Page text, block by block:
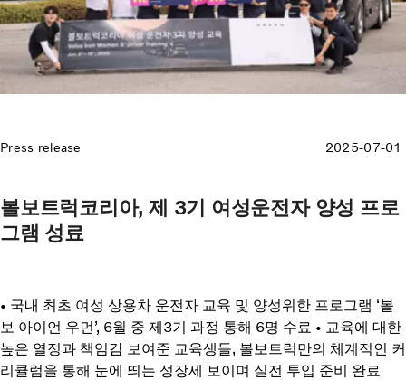
Press release 2025-07-01
볼보트럭코리아, 제 3기 여성운전자 양성 프로
그램 성료
• 국내 최초 여성 상용차 운전자 교육 및 양성위한 프로그램 ‘볼
보 아이언 우먼’, 6월 중 제3기 과정 통해 6명 수료 • 교육에 대한
높은 열정과 책임감 보여준 교육생들, 볼보트럭만의 체계적인 커
리큘럼을 통해 눈에 띄는 성장세 보이며 실전 투입 준비 완료